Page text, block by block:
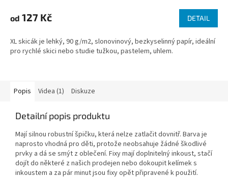
od 127 Kč DETAIL
XL skicák je lehký, 90 g/m2, slonovinový, bezkyselinný papír, ideální
pro rychlé skici nebo studie tužkou, pastelem, uhlem.
Popis Videa (1) Diskuze
Detailní popis produktu
Mají silnou robustní špičku, která nelze zatlačit dovnitř. Barva je
naprosto vhodná pro děti, protože neobsahuje žádné škodlivé
prvky a dá se smýt z oblečení. Fixy mají doplnitelný inkoust, stačí
dojít do některé z našich prodejen nebo dokoupit kelímek s
inkoustem a za pár minut jsou fixy opět připravené k použití.